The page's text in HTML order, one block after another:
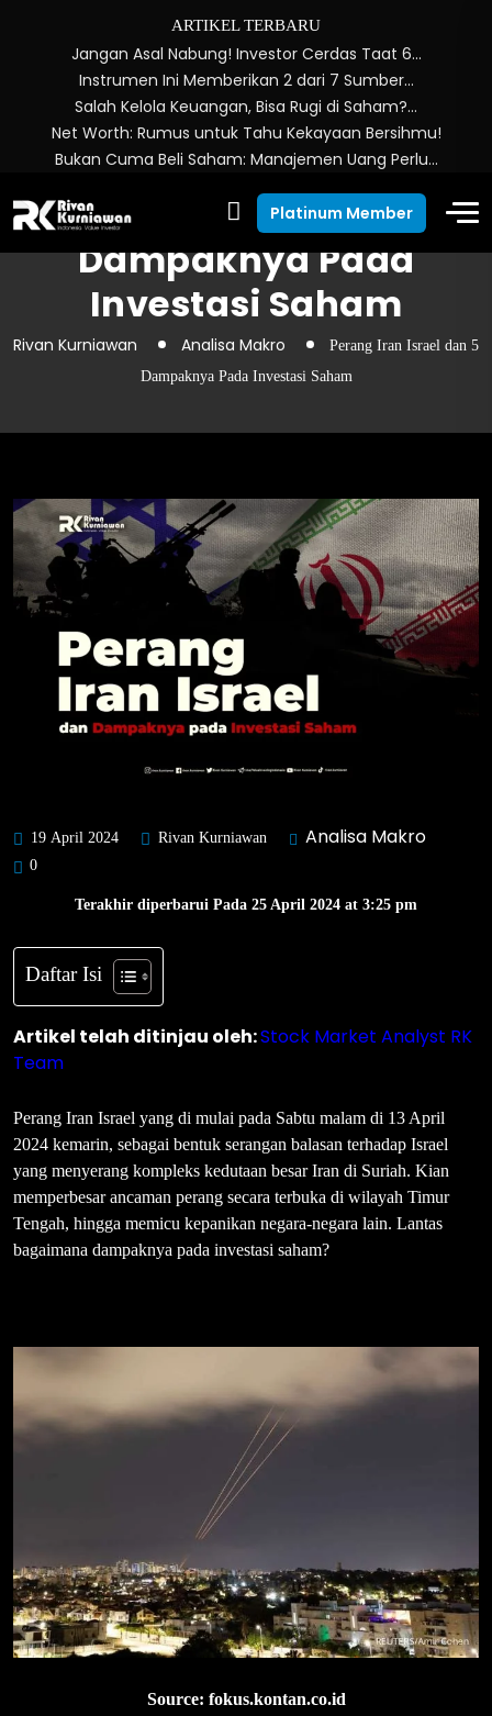
ARTIKEL TERBARU
Jangan Asal Nabung! Investor Cerdas Taat 6…
Instrumen Ini Memberikan 2 dari 7 Sumber…
Salah Kelola Keuangan, Bisa Rugi di Saham?…
Net Worth: Rumus untuk Tahu Kekayaan Bersihmu!
Bukan Cuma Beli Saham: Manajemen Uang Perlu…
Platinum Member
Perang Iran Israel dan 5
Dampaknya Pada
Investasi Saham
Rivan Kurniawan Analisa Makro
Perang Iran Israel dan 5
Dampaknya Pada Investasi Saham
19 April 2024 Rivan Kurniawan Analisa Makro
0
Terakhir diperbarui Pada 25 April 2024 at 3:25 pm
Daftar Isi
Artikel telah ditinjau oleh:Stock Market Analyst RK
Team
Perang Iran Israel yang di mulai pada Sabtu malam di 13 April
2024 kemarin, sebagai bentuk serangan balasan terhadap Israel
yang menyerang kompleks kedutaan besar Iran di Suriah. Kian
memperbesar ancaman perang secara terbuka di wilayah Timur
Tengah, hingga memicu kepanikan negara-negara lain. Lantas
bagaimana dampaknya pada investasi saham?
Source: fokus.kontan.co.id